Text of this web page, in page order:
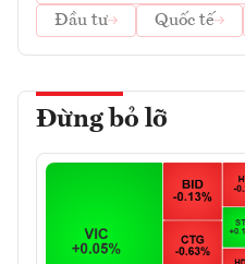
Đầu tư
Quốc tế
Đừng bỏ lỡ